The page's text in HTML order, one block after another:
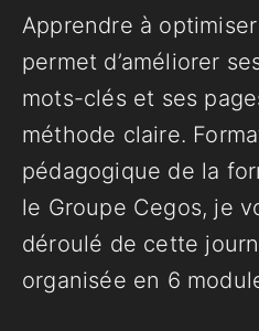
Apprendre à optimiser
permet d’améliorer
mots-clés et ses
méthode claire.
pédagogique de la
le Groupe Cegos, je
déroulé de cette
organisée en 6